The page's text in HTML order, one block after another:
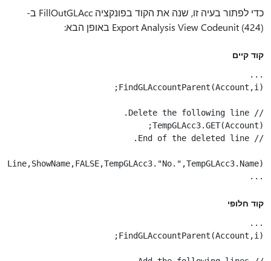
כדי לפתור בעיה זו, שנה את הקוד בפונקציה FillOutGLAcc ב-
Export Analysis View Codeunit (424) באופן הבא:
קוד קיים
...
קוד חלופי